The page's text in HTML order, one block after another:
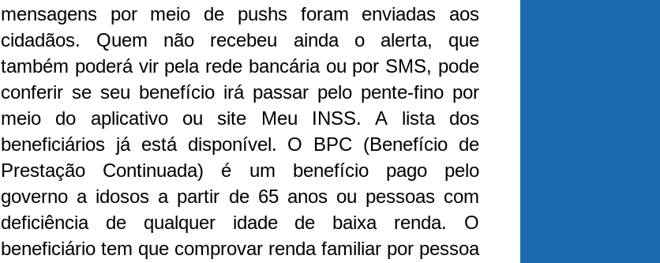
mensagens por meio de pushs foram enviadas aos
cidadãos. Quem não recebeu ainda o alerta, que
também poderá vir pela rede bancária ou por SMS, pode
conferir se seu benefício irá passar pelo pente-fino por
meio do aplicativo ou site Meu INSS. A lista dos
beneficiários já está disponível. O BPC (Benefício de
Prestação Continuada) é um benefício pago pelo
governo a idosos a partir de 65 anos ou pessoas com
deficiência de qualquer idade de baixa renda. O
beneficiário tem que comprovar renda familiar por pessoa